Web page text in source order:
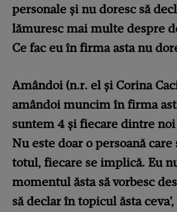
personale și nu doresc să
lămuresc mai multe despre
Ce fac eu în firma asta nu
Amândoi (n.r. el și Corina
amândoi muncim în firma
suntem 4 și fiecare dintre noi
Nu este doar o persoană
totul, fiecare se implică. Eu
momentul ăsta să vorbesc
să declar în topicul ăsta ceva',